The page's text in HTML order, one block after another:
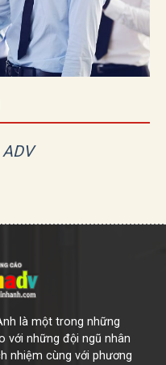
là một trong những
với những đội ngũ nhân
nhiệm cùng với phương